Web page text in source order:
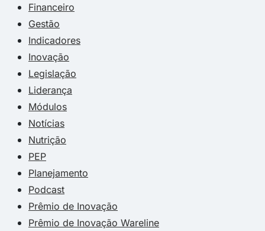
Financeiro
Gestão
Indicadores
Inovação
Legislação
Liderança
Módulos
Notícias
Nutrição
PEP
Planejamento
Podcast
Prêmio de Inovação
Prêmio de Inovação Wareline